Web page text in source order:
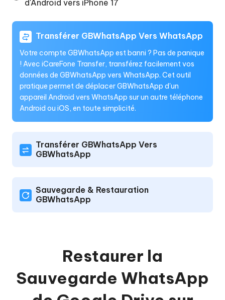
Transférer GBWhatsApp Vers WhatsApp
Votre compte GBWhatsApp est banni ? Pas de panique
! Avec iCareFone Transfer, transférez facilement vos
données de GBWhatsApp vers WhatsApp. Cet outil
pratique permet de déplacer GBWhatsApp d'un
appareil Android vers WhatsApp sur un autre téléphone
Android ou iOS, en toute simplicité.
Transférer GBWhatsApp Vers
GBWhatsApp
Sauvegarde & Restauration
GBWhatsApp
d'Android vers iPhone 17
Restaurer la
Sauvegarde WhatsApp